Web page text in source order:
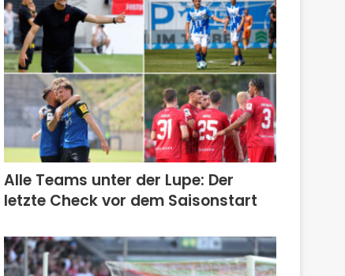
Alle Teams unter der Lupe: Der
letzte Check vor dem Saisonstart